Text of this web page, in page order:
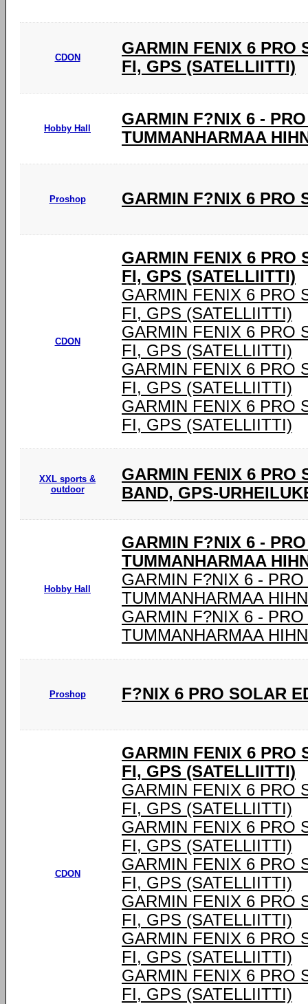
CDON
GARMIN FENIX 6 PRO
FI, GPS (SATELLIITTI)
Hobby Hall
GARMIN F?NIX 6 -
TUMMANHARMAA
Proshop GARMIN F?NIX 6 PRO
CDON
GARMIN FENIX 6 PRO
FI, GPS (SATELLIITTI)
GARMIN FENIX 6 PRO
FI, GPS (SATELLIITTI)
GARMIN FENIX 6 PRO
FI, GPS (SATELLIITTI)
GARMIN FENIX 6 PRO
FI, GPS (SATELLIITTI)
GARMIN FENIX 6 PRO
FI, GPS (SATELLIITTI)
XXL sports &
outdoor
GARMIN FENIX 6 PRO
BAND, GPS-
Hobby Hall
GARMIN F?NIX 6 -
TUMMANHARMAA
GARMIN F?NIX 6 -
TUMMANHARMAA
GARMIN F?NIX 6 -
TUMMANHARMAA
Proshop F?NIX 6 PRO SOLAR
CDON
GARMIN FENIX 6 PRO
FI, GPS (SATELLIITTI)
GARMIN FENIX 6 PRO
FI, GPS (SATELLIITTI)
GARMIN FENIX 6 PRO
FI, GPS (SATELLIITTI)
GARMIN FENIX 6 PRO
FI, GPS (SATELLIITTI)
GARMIN FENIX 6 PRO
FI, GPS (SATELLIITTI)
GARMIN FENIX 6 PRO
FI, GPS (SATELLIITTI)
GARMIN FENIX 6 PRO
FI, GPS (SATELLIITTI)